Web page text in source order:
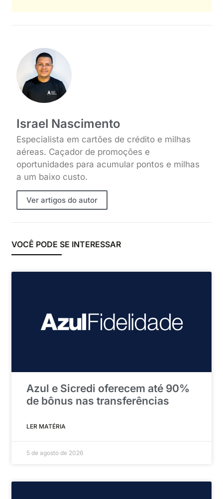
Israel Nascimento
Especialista em cartões de crédito e milhas
aéreas. Caçador de promoções e
oportunidades para acumular pontos e milhas
a um baixo custo.
Ver artigos do autor
VOCÊ PODE SE INTERESSAR
Azul e Sicredi oferecem até 90%
de bônus nas transferências
LER MATÉRIA
5 de agosto de 2026